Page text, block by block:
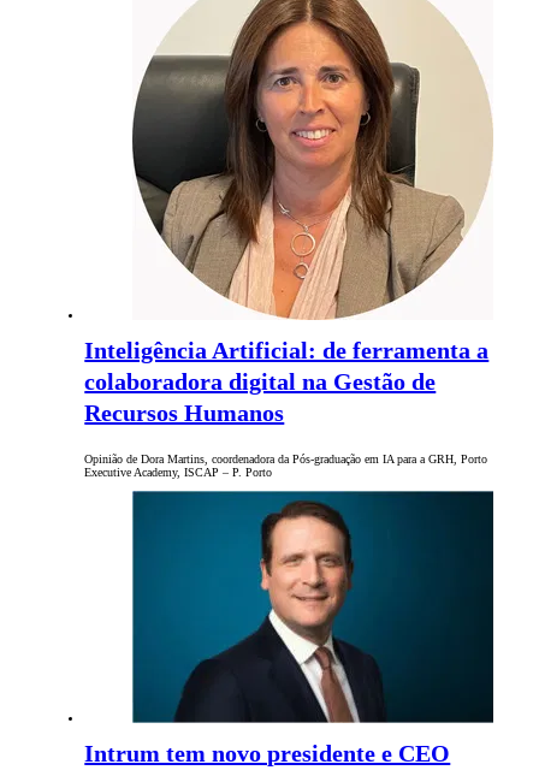
Inteligência Artificial: de ferramenta a
colaboradora digital na Gestão de
Recursos Humanos
Opinião de Dora Martins, coordenadora da Pós-graduação em IA para a GRH, Porto
Executive Academy, ISCAP – P. Porto
Intrum tem novo presidente e CEO